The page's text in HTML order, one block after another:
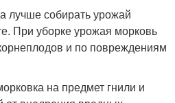
лучше собирать урожай
При уборке урожая морковь
и по повреждениям
на предмет гнили и